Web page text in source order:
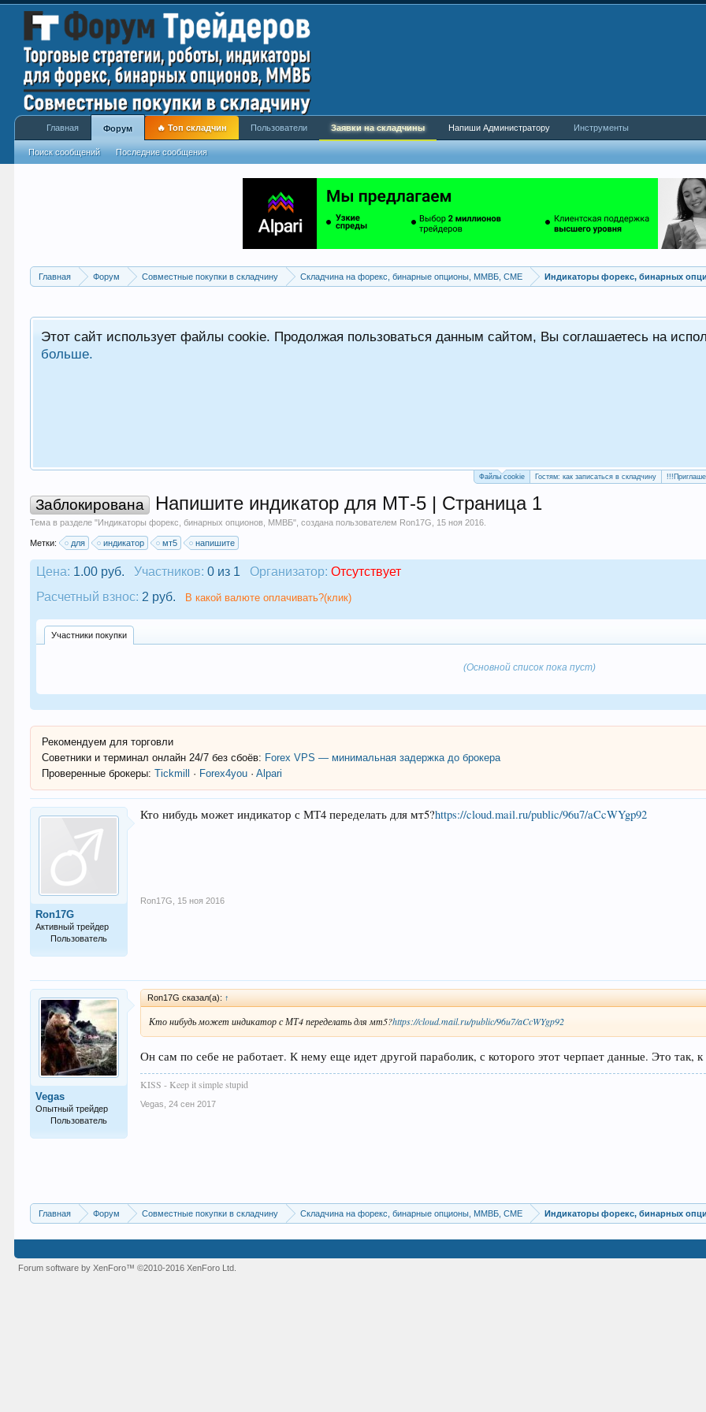
Главная Форум Совместные покупки в складчину Складчина на форекс, бинарные опционы, ММВБ, CME Индикаторы форекс, бинарных
Этот сайт использует файлы cookie. Продолжая пользоваться данным сайтом, Вы соглашаетесь на
больше.
Файлы cookie Гостям: как записаться в складчину
Заблокирована Напишите индикатор для МТ-5 | Страница 1
Тема в разделе "Индикаторы форекс, бинарных опционов, ММВБ", создана пользователем Ron17G 15 ноя 2016
Метки: для индикатор мт5 напишите
Цена: 1.00 руб. Участников: 0 из 1 Организатор: Отсутствует
Расчетный взнос: 2 руб. В какой валюте оплачивать?(клик)
Участники покупки
(Основной список пока пуст)
Рекомендуем для торговли
Советники и терминал онлайн 24/7 без сбоёв: Forex VPS — минимальная задержка до брокера
Проверенные брокеры: Tickmill · Forex4you ·Alpari
Ron17G
Активный трейдер
Пользователь
Кто нибудь может индикатор с МТ4 переделать для мт5?https://cloud.mail.ru/public/96u7/aCcWYgp92
Ron17G 15 ноя 2016
Vegas
Опытный трейдер
Пользователь
Ron17G сказал(а): ↑
Кто нибудь может индикатор с МТ4 переделать для мт5?https://cloud.mail.ru/public/96u7/aCcWYgp92
Он сам по себе не работает. К нему еще идет другой параболик, с которого этот черпает данные. Это так,
KISS - Keep it simple stupid
Vegas 24 сен 2017
Главная Форум Совместные покупки в складчину Складчина на форекс, бинарные опционы, ММВБ, CME Индикаторы форекс, бинарных
Главная Форум
Поиск сообщений Последние сообщения
🔥 Топ складчин Пользователи Заявки на складчины Напиши Администратору Инструменты
Forum software by XenForo™©2010-2016 XenForo Ltd.